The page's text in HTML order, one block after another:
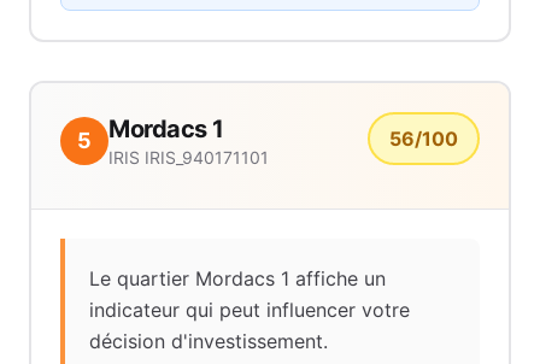
5 Mordacs 1
IRIS IRIS_940171101
56/100
Le quartier Mordacs 1 affiche un
indicateur qui peut influencer votre
décision d'investissement.